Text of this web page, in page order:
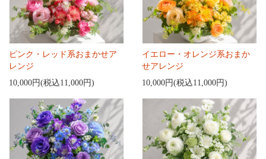
ピンク・レッド系おまかせア
レンジ
10,000円(税込11,000円)
イエロー・オレンジ系おまか
せアレンジ
10,000円(税込11,000円)